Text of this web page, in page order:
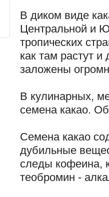
В диком виде
Центральной и
тропических
как там растут
заложены
В кулинарных,
семена какао.
Семена какао
дубильные
следы кофеина,
теобромин -